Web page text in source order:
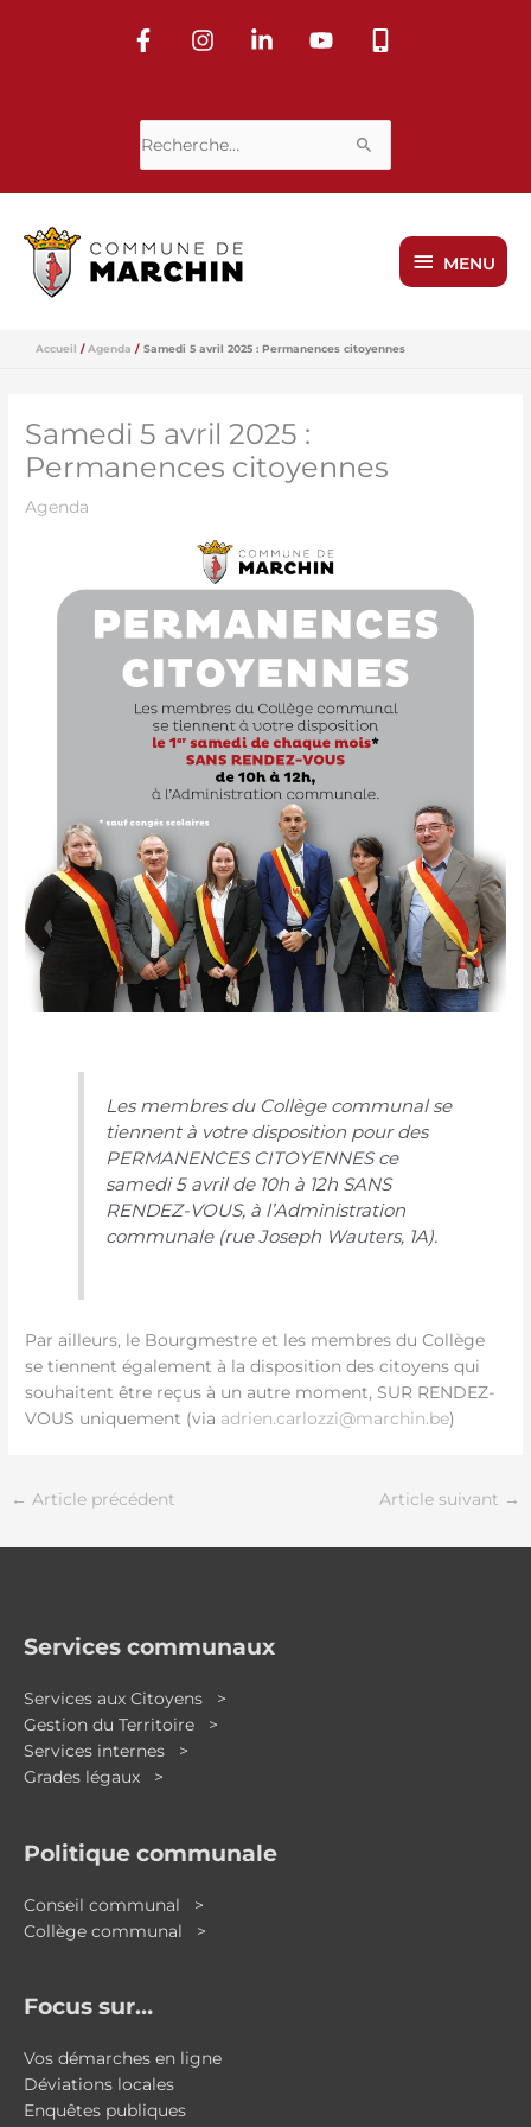
MENU
MENU
Accueil Agenda Samedi 5 avril 2025 : Permanences citoyennes
Samedi 5 avril 2025 :
Permanences citoyennes
Agenda
Les membres du Collège communal se
tiennent à votre disposition pour des
PERMANENCES CITOYENNES ce
samedi 5 avril de 10h à 12h SANS
RENDEZ-VOUS, à l’Administration
communale (rue Joseph Wauters, 1A).
Par ailleurs, le Bourgmestre et les membres du Collège
se tiennent également à la disposition des citoyens qui
souhaitent être reçus à un autre moment, SUR RENDEZ-
VOUS uniquement (via adrien.carlozzi@marchin.be)
← Article précédent Article suivant →
Services communaux
Services aux Citoyens >
Gestion du Territoire >
Services internes >
Grades légaux >
Politique communale
Conseil communal >
Collège communal >
Focus sur…
Vos démarches en ligne
Déviations locales
Enquêtes publiques